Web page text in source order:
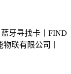
牙寻找卡丨FIND
联有限公司丨